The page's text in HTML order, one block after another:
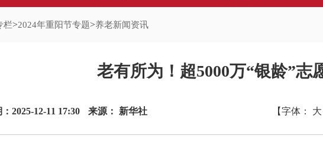
栏>2024年重阳节专题>养老新闻资讯
老有所为！超5000万“银龄”志
2025-12-11 17:30 来源： 新华社 【字体： 大